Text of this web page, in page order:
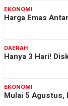
EKONOMI
Harga Emas
DAERAH
Hanya 3 Hari!
EKONOMI
Mulai 5 Agustus,